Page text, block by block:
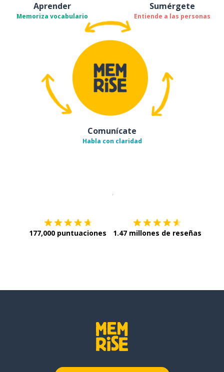
Aprender
Memoriza vocabulario
Sumérgete
Entiende a las personas
Comunícate
Habla con claridad
177,000 puntuaciones 1.47 millones de reseñas